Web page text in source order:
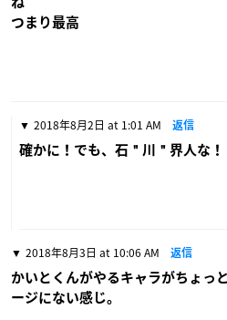
つまり最高
2018年8月2日 at 1:01 AM 返信
確かに！でも、石＂川＂界人な！
2018年8月3日 at 10:06 AM 返信
かいとくんがやるキャラがちょっ
ージにない感じ。